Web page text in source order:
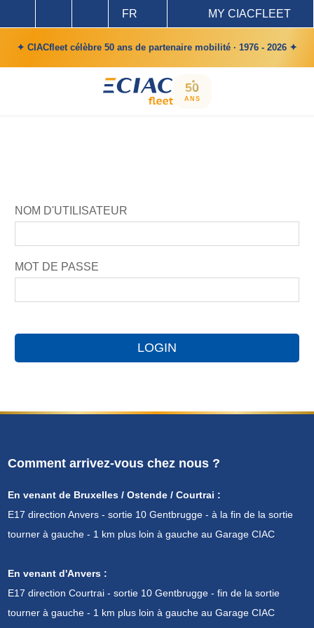
FR MY CIACFLEET
✦ CIACfleet célèbre 50 ans de partenaire mobilité · 1976 - 2026 ✦
50
ANS
NOM D'UTILISATEUR
MOT DE PASSE
Comment arrivez-vous chez nous ?
En venant de Bruxelles / Ostende / Courtrai :
E17 direction Anvers - sortie 10 Gentbrugge - à la fin de la sortie
tourner à gauche - 1 km plus loin à gauche au Garage CIAC
En venant d'Anvers :
E17 direction Courtrai - sortie 10 Gentbrugge - fin de la sortie
tourner à gauche - 1 km plus loin à gauche au Garage CIAC